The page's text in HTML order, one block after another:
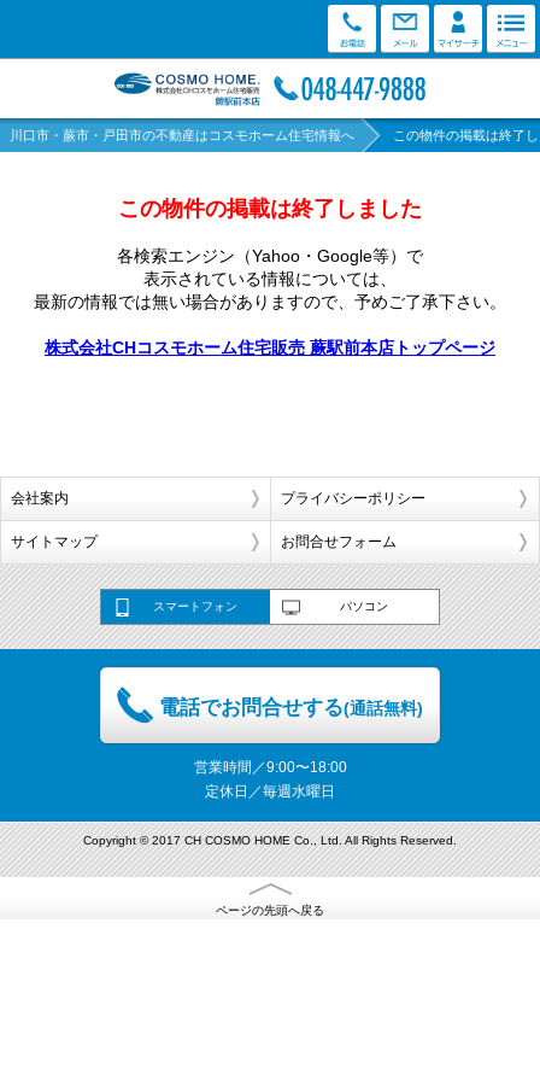
川口市・蕨市・戸田市の不動産はコスモホーム住宅情報へ この物件の掲載は終了
この物件の掲載は終了しました
各検索エンジン（Yahoo・Google等）で
表示されている情報については、
最新の情報では無い場合がありますので、 予めご了承下さい。
株式会社CHコスモホーム住宅販売 蕨駅前本店トップページ
会社案内 プライバシーポリシー
サイトマップ お問合せフォーム
スマートフォン パソコン
電話でお問合せする(通話無料)
営業時間／9:00〜18:00
定休日／毎週水曜日
Copyright © 2017 CH COSMO HOME Co., Ltd. All Rights Reserved.
ページの先頭へ戻る